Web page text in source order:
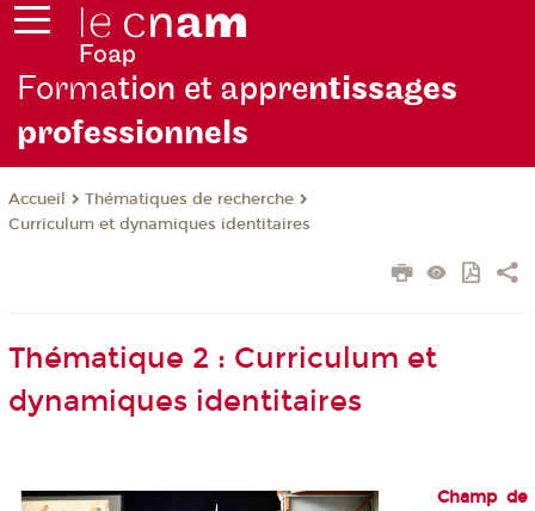
Formation et apprentissages
professionnels
Accueil
Thématiques de recherche
Curriculum et dynamiques identitaires
Thématique 2 : Curriculum et
dynamiques identitaires
Champ de